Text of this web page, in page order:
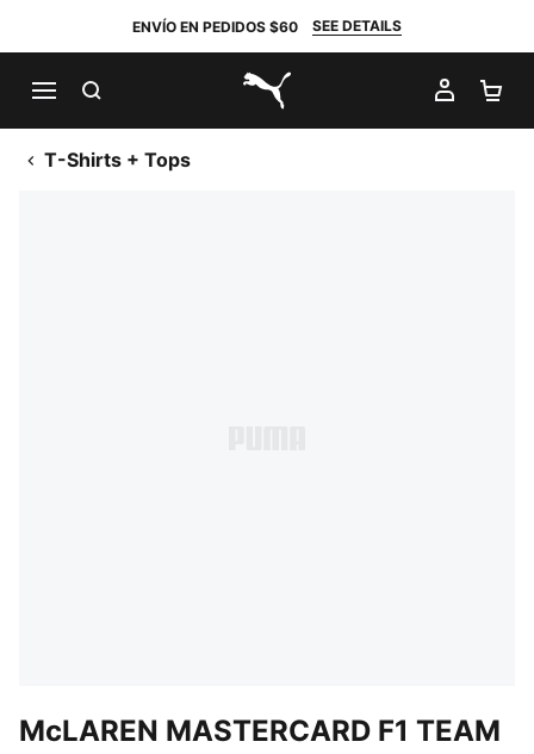
ENVÍO EN PEDIDOS $60 SEE DETAILS
PUMA.com
MI
T-Shirts + Tops
McLAREN MASTERCARD F1 TEAM